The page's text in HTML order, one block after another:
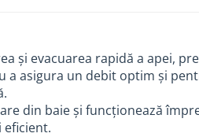
și evacuarea rapidă a apei,
asigura un debit optim și
din baie și funcționează
eficient.